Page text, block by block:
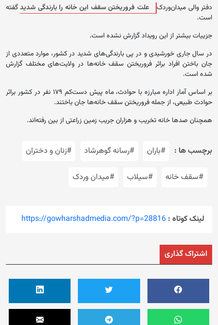
دفتر والی میدان‌وردک
علت فروریختن سقف این خانه را بارندگی شدیدگفته
است.
جزییات بیشتر از این رویداد گزارش نشده است.
در سال جاری خورشیدی و در پی بارندگی‌های شدید در کشور، موارد متعددی از
جان باختن افراد براثر فروریختن سقف خانه‌ها در ولایت‌های مختلف گزارش
شده است.
بر اساس آمار اداره مبارزه با حوادث، ماه پیش دست‌کم ۱۷۹ نفر در کشور براثر
حوادث طبیعی، از جمله فروریختن سقف خانه‌ها جان باختند.
همچنان صدها خانه تخریب و هزاران جریب زمین زراعتی از بین رفته‌اند.
برچسب ها : #باران #رسانه گوهرشاد #زنان و دختران
#سقف خانه #سیلاب #میدان وردک
لینک کوتاه : https://gowharshadmedia.com/?p=28816
اشتراک گذاری